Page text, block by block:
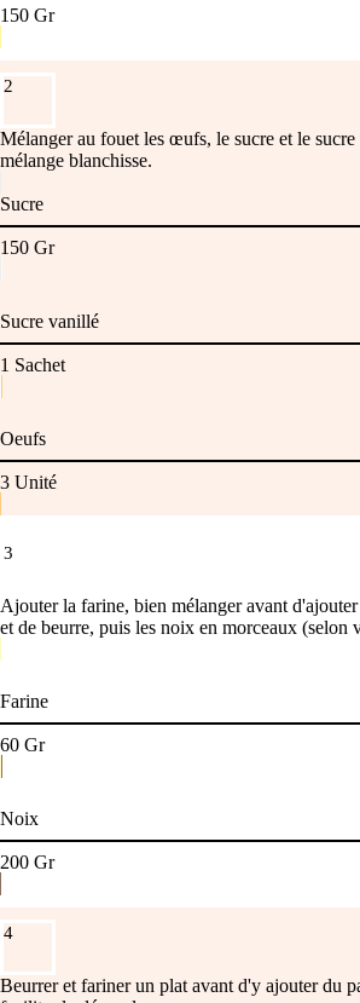
150 Gr
2
Mélanger au fouet les œufs, le sucre et le
mélange blanchisse.
Sucre
150 Gr
Sucre vanillé
1 Sachet
Oeufs
3 Unité
3
Ajouter la farine, bien mélanger avant
et de beurre, puis les noix en morceaux (selon
Farine
60 Gr
Noix
200 Gr
4
Beurrer et fariner un plat avant d'y ajouter du